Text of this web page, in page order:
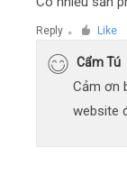
Reply ● Like
Cẩm Tú
Cảm ơn
website